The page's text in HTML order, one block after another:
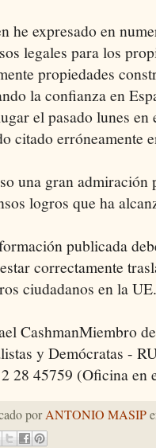
he expresado en
legales para los
propiedades
la confianza en
el pasado lunes
citado erróneamente
una gran admiración
logros que ha
publicada
correctamente
ciudadanos en la UE.
CashmanMiembro
y Demócratas -
28 45759 (Oficina en
porANTONIO MASIP